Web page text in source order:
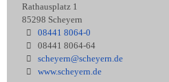
Rathausplatz 1
85298 Scheyern
08441 8064-0
08441 8064-64
scheyern@scheyern.de
www.scheyern.de